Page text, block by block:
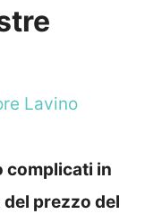
Lavino
complicati in
prezzo del